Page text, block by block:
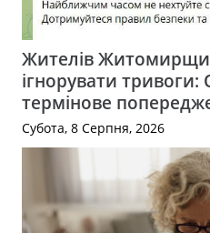
Жителів
ігнорувати
термінове
Субота, 8 Серпня, 2026